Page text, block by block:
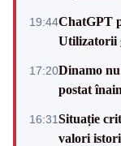
19:44ChatGPT
Utilizatorii
17:20Dinamo
postat
16:31Situație
valori